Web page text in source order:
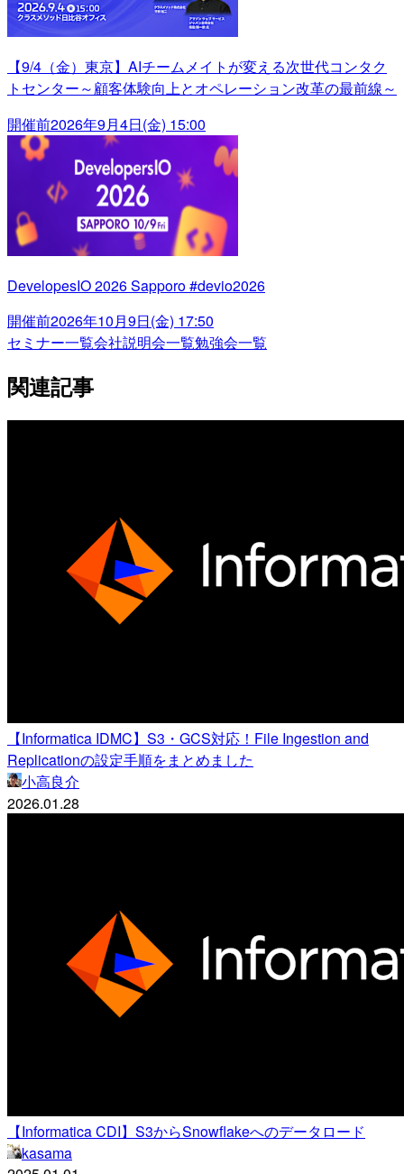
【9/4（金）東京】AIチームメイトが変える次世代コンタク
トセンター～顧客体験向上とオペレーション改革の最前線～
開催前2026年9月4日(金) 15:00
DevelopesIO 2026 Sapporo #devio2026
開催前2026年10月9日(金) 17:50
セミナー一覧会社説明会一覧勉強会一覧
関連記事
【Informatica IDMC】S3・GCS対応！File Ingestion and
Replicationの設定手順をまとめました
小高良介
2026.01.28
【Informatica CDI】S3からSnowflakeへのデータロード
kasama